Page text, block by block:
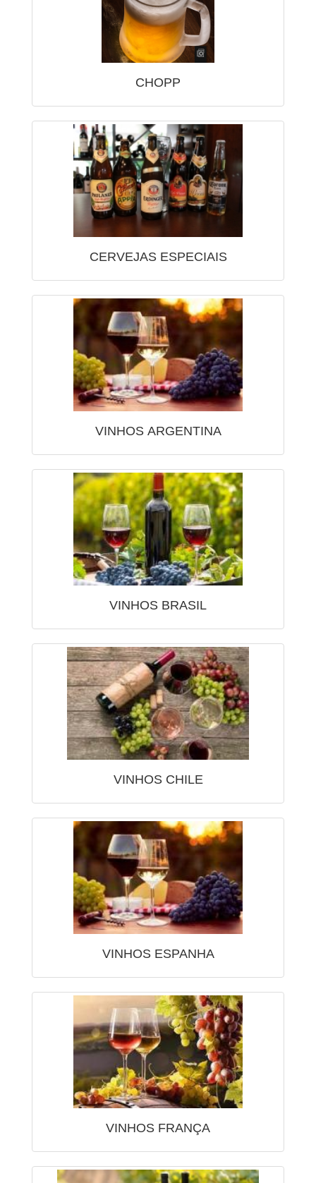
CHOPP
CERVEJAS ESPECIAIS
VINHOS ARGENTINA
VINHOS BRASIL
VINHOS CHILE
VINHOS ESPANHA
VINHOS FRANÇA